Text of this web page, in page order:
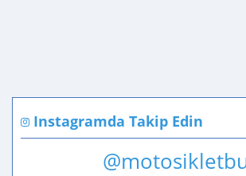
Instagramda Takip Edin